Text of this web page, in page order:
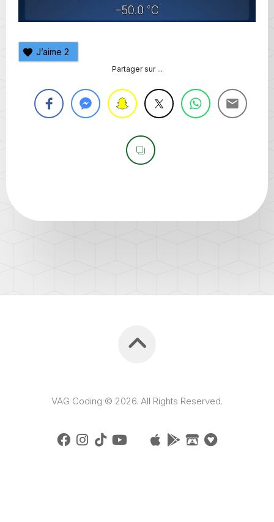
J’aime 2
Partager sur ...
VAG Coding © 2026. All Rights Reserved.